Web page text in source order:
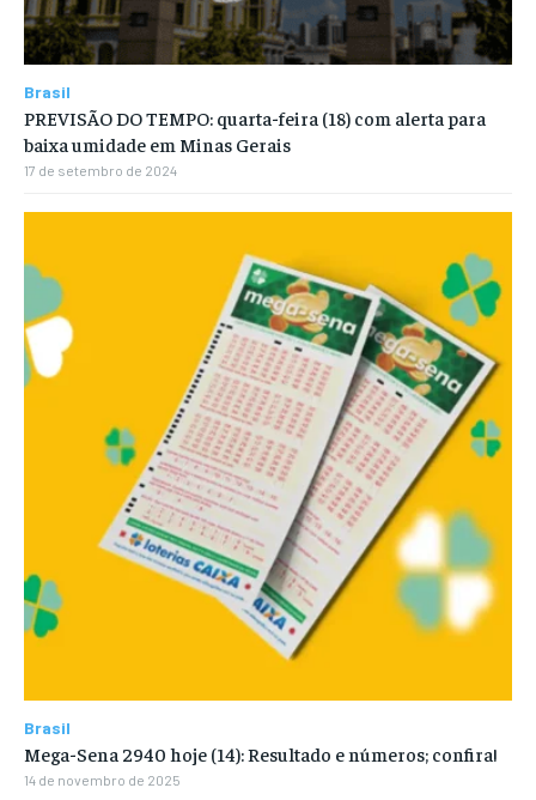
Brasil
PREVISÃO DO TEMPO: quarta-feira (18) com alerta para
baixa umidade em Minas Gerais
17 de setembro de 2024
Brasil
Mega-Sena 2940 hoje (14): Resultado e números; confira!
14 de novembro de 2025